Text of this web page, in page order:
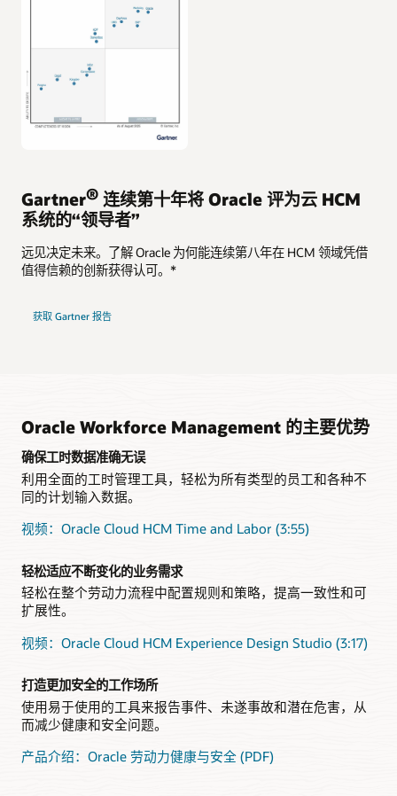
Gartner® 连续第十年将 Oracle 评为云 HCM
系统的“领导者”
远见决定未来。了解 Oracle 为何能连续第八年在 HCM 领域凭借
值得信赖的创新获得认可。*
获取 Gartner 报告
Oracle Workforce Management 的主要优势
确保工时数据准确无误
利用全面的工时管理工具，轻松为所有类型的员工和各种不
同的计划输入数据。
视频：Oracle Cloud HCM Time and Labor (3:55)
轻松适应不断变化的业务需求
轻松在整个劳动力流程中配置规则和策略，提高一致性和可
扩展性。
视频：Oracle Cloud HCM Experience Design Studio (3:17)
打造更加安全的工作场所
使用易于使用的工具来报告事件、未遂事故和潜在危害，从
而减少健康和安全问题。
产品介绍：Oracle 劳动力健康与安全 (PDF)